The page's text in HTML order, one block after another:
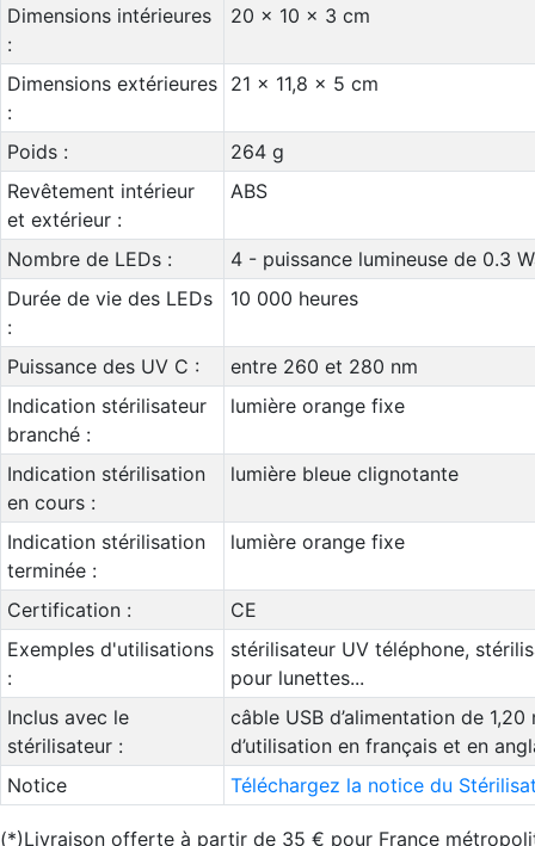
Dimensions intérieures
:
20 x 10 x 3 cm
Dimensions extérieures
:
21 x 11,8 x 5 cm
Poids :
264 g
Revêtement intérieur
et extérieur :
ABS
Nombre de LEDs :
4 - puissance lumineuse de 0.3
Durée de vie des LEDs
:
10 000 heures
Puissance des UV C :
entre 260 et 280 nm
Indication stérilisateur
branché :
lumière orange fixe
Indication stérilisation
en cours :
lumière bleue clignotante
Indication stérilisation
terminée :
lumière orange fixe
Certification :
CE
Exemples d'utilisations
:
stérilisateur UV téléphone,
pour lunettes...
Inclus avec le
stérilisateur :
câble USB d’alimentation de
d’utilisation en français et en
Notice
Téléchargez la notice du
(*)Livraison offerte à partir de 35 € pour France